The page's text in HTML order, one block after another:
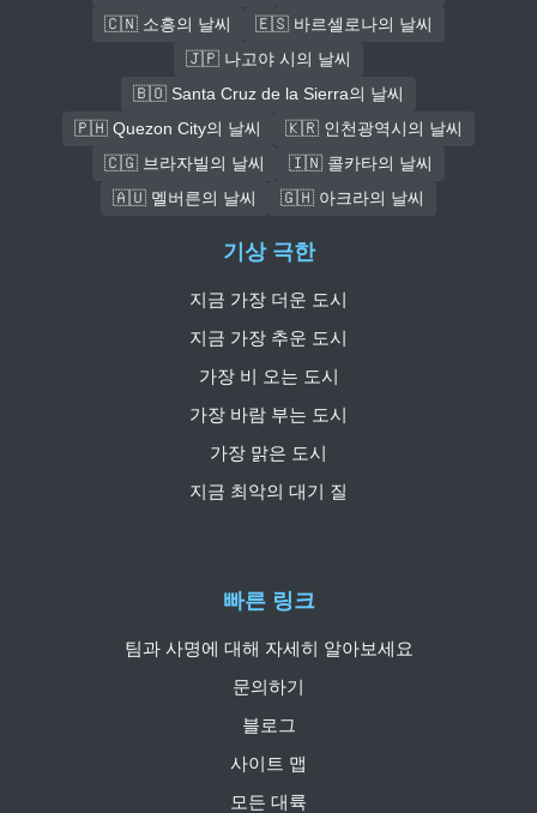
🇨🇳 소흥의 날씨
🇪🇸 바르셀로나의 날씨
🇯🇵 나고야 시의 날씨
🇧🇴 Santa Cruz de la Sierra의 날씨
🇵🇭 Quezon City의 날씨
🇰🇷 인천광역시의 날씨
🇨🇬 브라자빌의 날씨
🇮🇳 콜카타의 날씨
🇦🇺 멜버른의 날씨
🇬🇭 아크라의 날씨
빠른 링크
팀과 사명에 대해 자세히 알아보세요
문의하기
블로그
사이트 맵
모든 대륙
기상 극한
지금 가장 더운 도시
지금 가장 추운 도시
가장 비 오는 도시
가장 바람 부는 도시
가장 맑은 도시
지금 최악의 대기 질